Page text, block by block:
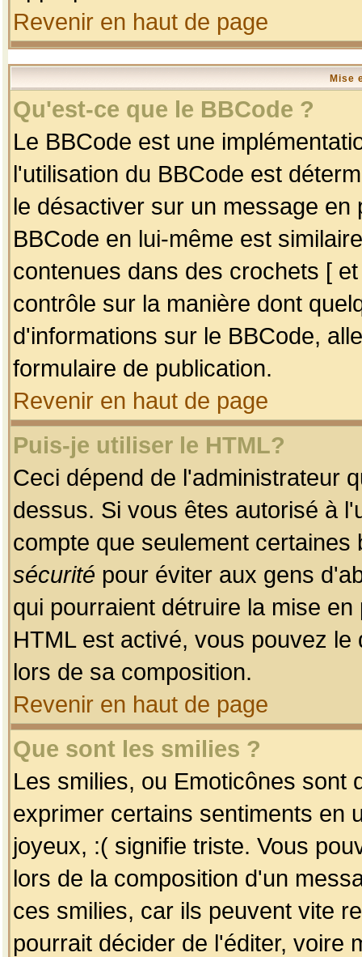
Revenir en haut de page
Mise
Qu'est-ce que le BBCode ?
Le BBCode est une
l'utilisation du BBCode est
le désactiver sur un message
BBCode en lui-même est
contenues dans des crochets [
contrôle sur la manière dont
d'informations sur le BBCode,
formulaire de publication.
Revenir en haut de page
Puis-je utiliser le HTML?
Ceci dépend de l'administrateur
dessus. Si vous êtes autorisé à
compte que seulement
sécurité pour éviter aux gens
qui pourraient détruire la mise
HTML est activé, vous pouvez
lors de sa composition.
Revenir en haut de page
Que sont les smilies ?
Les smilies, ou Emoticônes sont
exprimer certains sentiments en
joyeux, :( signifie triste. Vous
lors de la composition d'un
ces smilies, car ils peuvent vite
pourrait décider de l'éditer, voire